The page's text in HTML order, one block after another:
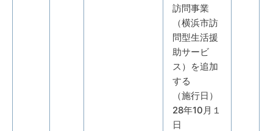
訪問事業
（横浜市訪
問型生活援
助サービ
ス）を追加
する
（施行日）
28年10月１
日